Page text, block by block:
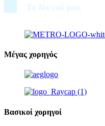
Το δίκτυό μας
Μέγας χορηγός
Βασικοί χορηγοί